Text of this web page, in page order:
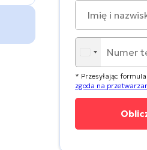
* Przesyłając
zgoda na